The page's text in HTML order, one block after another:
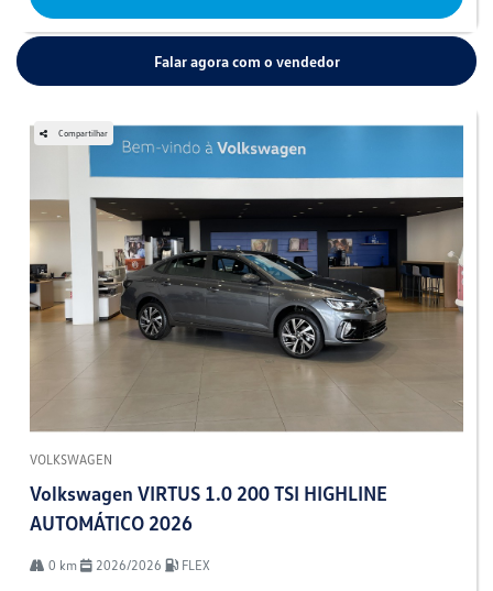
Falar agora com o vendedor
Compartilhar
VOLKSWAGEN
Volkswagen VIRTUS 1.0 200 TSI HIGHLINE
AUTOMÁTICO 2026
0 km 2026/2026 FLEX